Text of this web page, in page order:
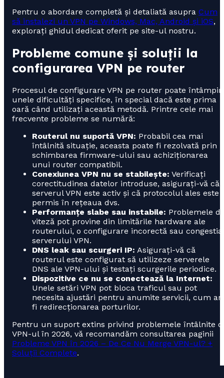
Pentru o abordare completă și detaliată asupra Cum
să instalezi un VPN pe Windows, Mac, Android și iOS,
explorați ghidul dedicat oferit pe site-ul nostru.
Probleme comune și soluții la
configurarea VPN pe router
Procesul de configurare VPN pe router poate
unele dificultăți specifice, în special dacă este prima
oară când utilizați această metodă. Printre cele mai
frecvente probleme se numără:
Routerul nu suportă VPN: Probabil cea mai
întâlnită situație, aceasta poate fi rezolvată prin
schimbarea firmware-ului sau achiziționarea
unui router compatibil.
Conexiunea VPN nu se stabilește: Verificați
corectitudinea datelor introduse, asigurați-vă că
serverul VPN este activ și că protocolul ales este
permis în rețeaua dvs.
Performanțe slabe sau instabile: Problemele
viteză pot provine din limitările hardware ale
routerului, o configurare incorectă sau congestia
serverului VPN.
DNS leak sau scurgeri IP: Asigurați-vă că
routerul este configurat să utilizeze serverele
DNS ale VPN-ului și testați scurgerile periodice.
Dispozitive ce nu se conectează la Internet:
Unele setări VPN pot bloca traficul sau pot
necesita ajustări pentru anumite servicii, cum ar
fi redirecționarea porturilor.
Pentru un suport extins privind problemele întâlnite
VPN-ul în 2026, vă recomandăm consultarea paginii
Probleme VPN în 2026 – De Ce Nu Merge VPN-ul? +
Soluții Complete.